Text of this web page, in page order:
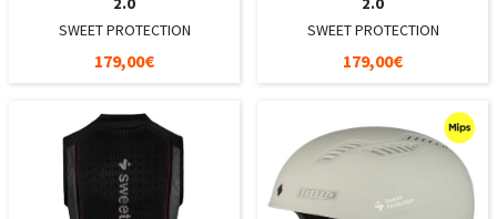
SWEET PROTECTION
179,00€
SWEET PROTECTION
179,00€